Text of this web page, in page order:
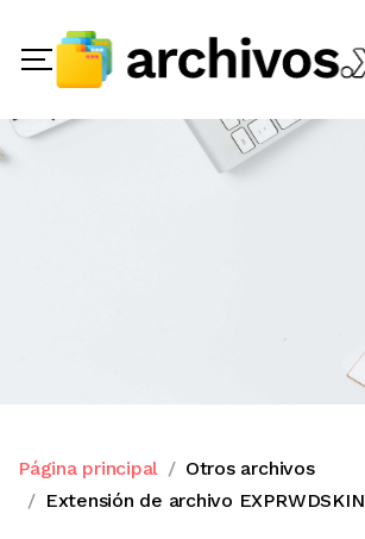
Página principal
Otros archivos
Extensión de archivo EXPRWDSKIN